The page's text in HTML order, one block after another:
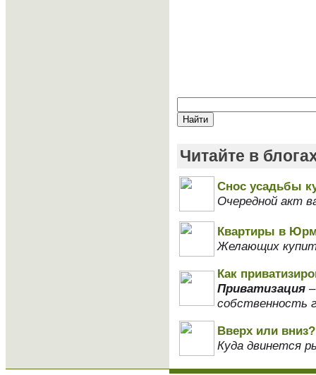
Читайте в
Снос усадьбы
Очередной акт
Квартиры в
Желающих
Как
Приватизация
собственность
Вверх или вниз?
Куда двинется